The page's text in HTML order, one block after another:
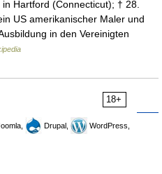
Hartford (Connecticut); † 28.
US amerikanischer Maler und
in den Vereinigten
18+
Drupal,
WordPress,